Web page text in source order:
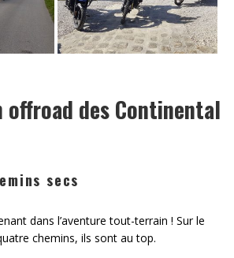
offroad des Continental
secs
dans l’aventure tout-terrain ! Sur le
chemins, ils sont au top.